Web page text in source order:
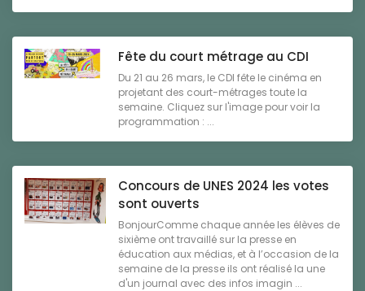
Fête du court métrage au CDI
Du 21 au 26 mars, le CDI fête le cinéma en
projetant des court-métrages toute la
semaine. Cliquez sur l'image pour voir la
programmation : ...
Concours de UNES 2024 les votes
sont ouverts
BonjourComme chaque année les élèves de
sixième ont travaillé sur la presse en
éducation aux médias, et à l’occasion de la
semaine de la presse ils ont réalisé la une
d'un journal avec des infos imagin ...